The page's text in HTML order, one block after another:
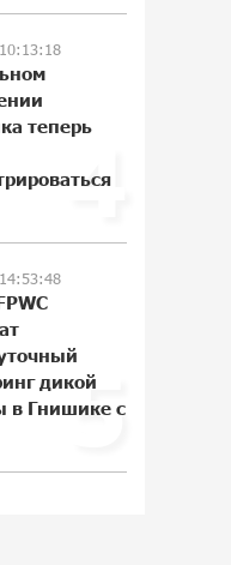
29-07-2026
шанс уйти
28-07-2026
по
в Арарате
28-07-2026
не был в
27-07-2026
4
теперь
5
дикой
в Гнишике с